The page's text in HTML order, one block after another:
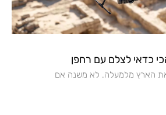
הארץ מלמעלה. לא משנה אם